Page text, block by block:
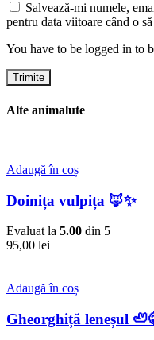
Salvează-mi numele,
pentru data viitoare când o
You have to be logged in to
Alte animalute
Adaugă în coș
Doinița vulpița 🦊✨
Evaluat la 5.00 din 5
95,00 lei
Adaugă în coș
Gheorghiță leneșul